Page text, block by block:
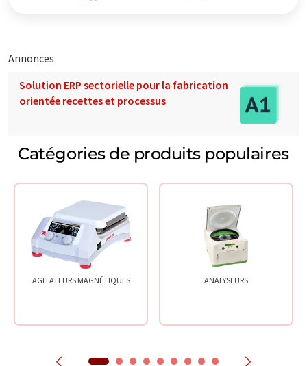
Annonces
Solution ERP sectorielle pour la fabrication
orientée recettes et processus
Catégories de produits populaires
AGITATEURS MAGNÉTIQUES ANALYSEURS